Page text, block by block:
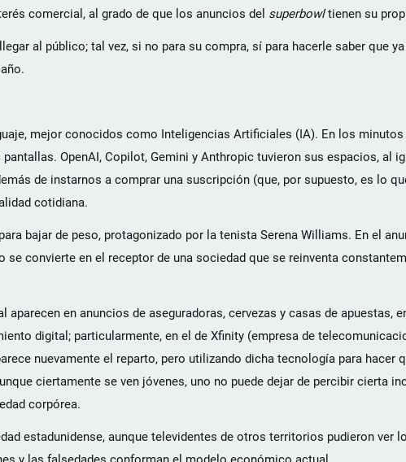
comercial, al grado de que los anuncios del superbowltienen su
al público; tal vez, si no para su compra, sí para hacerle saber que
mejor conocidos como Inteligencias Artificiales (IA). En los minutos
OpenAI, Copilot, Gemini y Anthropic tuvieron sus espacios, al
de instarnos a comprar una suscripción (que, por supuesto, es lo
cotidiana.
bajar de peso, protagonizado por la tenista Serena Williams. En el
convierte en el receptor de una sociedad que se reinventa
en anuncios de aseguradoras, cervezas y casas de apuestas,
digital; particularmente, en el de Xfinity (empresa de
nuevamente el reparto, pero utilizando dicha tecnología para hacer
ciertamente se ven jóvenes, uno no puede dejar de percibir cierta
corpórea.
estadunidense, aunque televidentes de otros territorios pudieron ver